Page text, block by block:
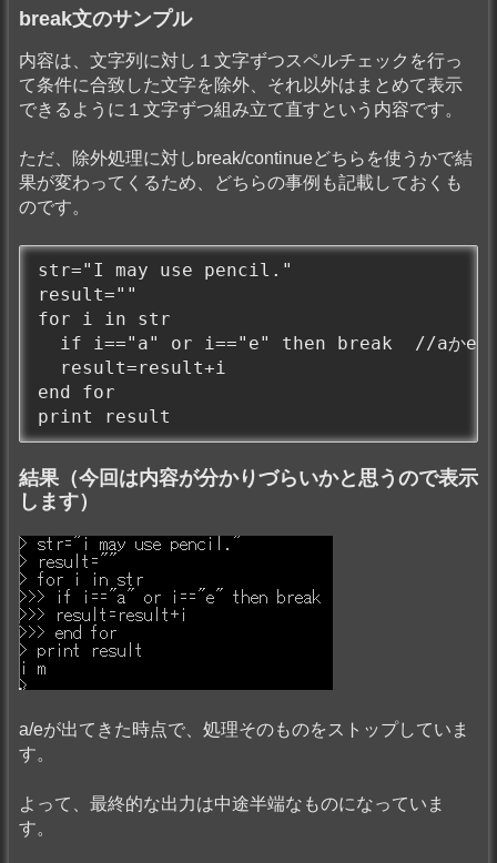
break文のサンプル
内容は、文字列に対し１文字ずつスペルチェックを行っ
て条件に合致した文字を除外、それ以外はまとめて表示
できるように１文字ずつ組み立て直すという内容です。
ただ、除外処理に対しbreak/continueどちらを使うかで結
果が変わってくるため、どちらの事例も記載しておくも
のです。
str="I may use pencil."
result=""
for i in str
if i=="a" or i=="e" then break  //aかeが出
  result=result+i
end for
print result
結果（今回は内容が分かりづらいかと思うので表示
します）
a/eが出てきた時点で、処理そのものをストップしていま
す。
よって、最終的な出力は中途半端なものになっていま
す。